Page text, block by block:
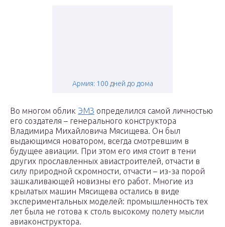
Армия: 100 дней до дома
Во многом облик ЭМЗ определился самой личностью
его создателя – генерального конструктора
Владимира Михайловича Мясищева. Он был
выдающимся новатором, всегда смотревшим в
будущее авиации. При этом его имя стоит в тени
других прославленных авиастроителей, отчасти в
силу природной скромности, отчасти – из-за порой
зашкаливающей новизны его работ. Многие из
крылатых машин Мясищева остались в виде
экспериментальных моделей: промышленность тех
лет была не готова к столь высокому полету мысли
авиаконструктора.